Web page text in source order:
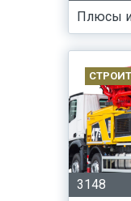
Плюсы
3148